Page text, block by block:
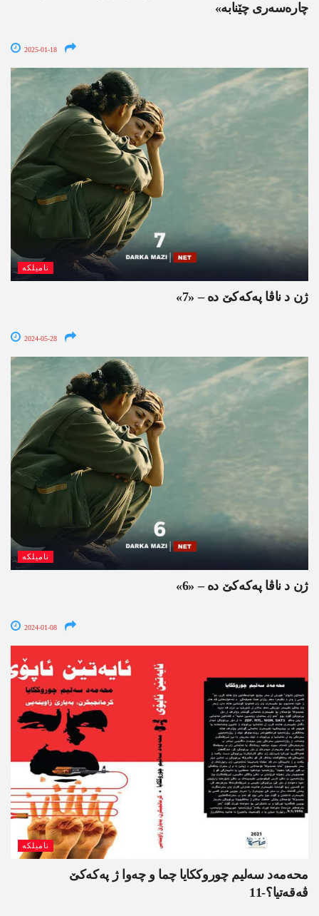
چاره‌سه‌ری چێنابه‌»
2025-01-18
نامیلکە
ژن د ناڤا په‌كه‌كێ ده‌ – «7»
2024-05-28
نامیلکە
ژن د ناڤا په‌كه‌كێ ده‌ – «6»
2024-01-08
نامیلکە
محەمەد سەلیم چوروککایا چما و چەوا ژ پەکەکێ
ڤەقەتیا؟-11